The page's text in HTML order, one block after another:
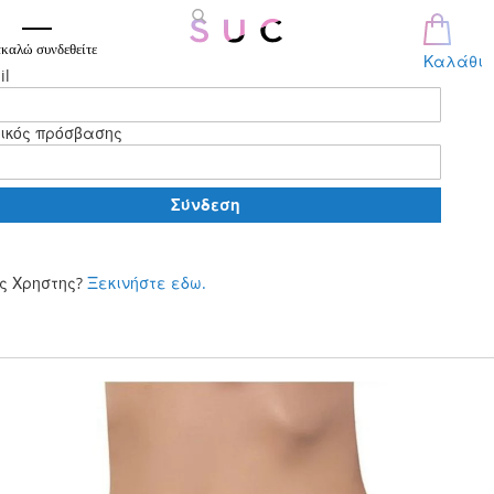
Καλάθι
συνδεθείτε
πρόσβασης
Σύνδεση
Χρηστης? Ξεκινήστε εδω.
περιεχόμενο